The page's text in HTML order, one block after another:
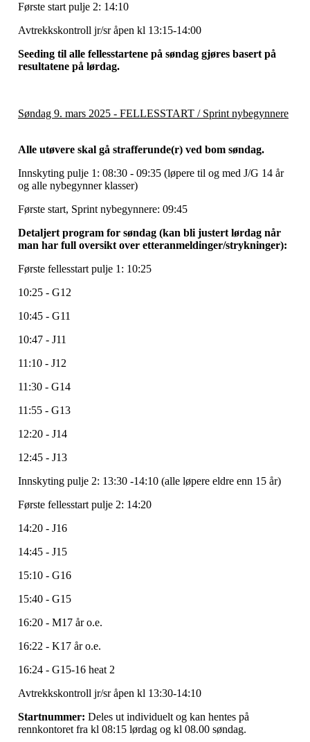
Første start pulje 2: 14:10
Avtrekkskontroll jr/sr åpen kl 13:15-14:00
Seeding til alle fellesstartene på søndag gjøres basert på
resultatene på lørdag.
Søndag 9. mars 2025 - FELLESSTART / Sprint nybegynnere
Alle utøvere skal gå strafferunde(r) ved bom søndag.
Innskyting pulje 1: 08:30 - 09:35 (løpere til og med J/G 14 år
og alle nybegynner klasser)
Første start, Sprint nybegynnere: 09:45
Detaljert program for søndag (kan bli justert lørdag når
man har full oversikt over etteranmeldinger/strykninger):
Første fellesstart pulje 1: 10:25
10:25 - G12
10:45 - G11
10:47 - J11
11:10 - J12
11:30 - G14
11:55 - G13
12:20 - J14
12:45 - J13
Innskyting pulje 2: 13:30 -14:10 (alle løpere eldre enn 15 år)
Første fellesstart pulje 2: 14:20
14:20 - J16
14:45 - J15
15:10 - G16
15:40 - G15
16:20 - M17 år o.e.
16:22 - K17 år o.e.
16:24 - G15-16 heat 2
Avtrekkskontroll jr/sr åpen kl 13:30-14:10
Startnummer: Deles ut individuelt og kan hentes på
rennkontoret fra kl 08:15 lørdag og kl 08.00 søndag.